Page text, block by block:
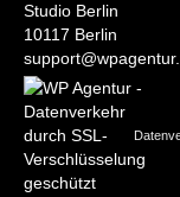
Studio Berlin
10117 Berlin